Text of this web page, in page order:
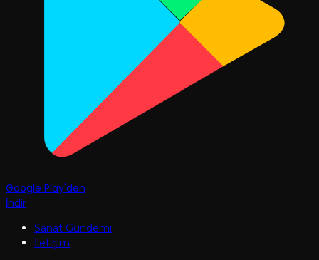
Google Play'den
İndir
Sanat Gündemi
İletişim